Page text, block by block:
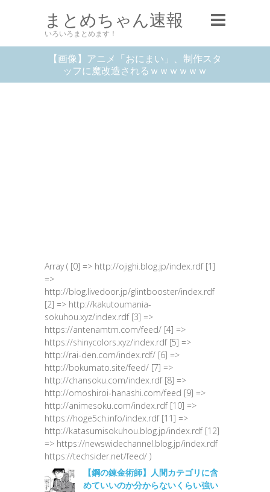
まとめちゃん速報
いろいろまとめます！
【画像】アニメ「おにまい」、制作スタ
ッフに魔改造されるｗｗｗｗｗｗ
Array ( [0] => http://ojighi.blog.jp/index.rdf [1]
=>
http://blog.livedoor.jp/glintbooster/index.rdf
[2] => http://kakutoumania-
sokuhou.xyz/index.rdf [3] =>
https://antenamtm.com/feed/ [4] =>
https://shinycolors.xyz/index.rdf [5] =>
http://rai-den.com/index.rdf/ [6] =>
http://bokumato.site/feed/ [7] =>
http://chansoku.com/index.rdf [8] =>
http://omoshiroi-hanashi.com/feed [9] =>
http://animesoku.com/index.rdf [10] =>
https://hoge5ch.info/index.rdf [11] =>
http://katasumisokuhou.blog.jp/index.rdf [12]
=> https://newswidechannel.blog.jp/index.rdf
https://techsider.net/feed/ )
【鋼の錬金術師】人間カテゴリに含
めていいのか分からないくらい強い